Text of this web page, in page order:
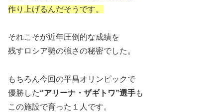
作り上げるんだそうです。
それこそが近年圧倒的な成績を
残すロシア勢の強さの秘密でした。
もちろん今回の平昌オリンピックで
優勝した“アリーナ・ザギトワ”選手も
この施設で育った１人です。